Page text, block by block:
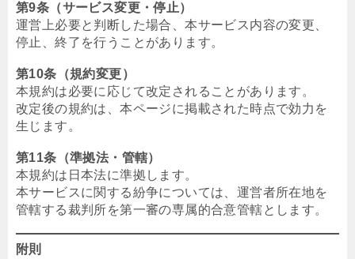
第9条（サービス変更・停止）
運営上必要と判断した場合、本サービス内容の変更、
停止、終了を行うことがあります。
第10条（規約変更）
本規約は必要に応じて改定されることがあります。
改定後の規約は、本ページに掲載された時点で効力を
生じます。
第11条（準拠法・管轄）
本規約は日本法に準拠します。
本サービスに関する紛争については、運営者所在地を
管轄する裁判所を第一審の専属的合意管轄とします。
附則